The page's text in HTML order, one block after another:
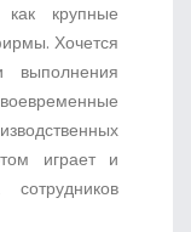
крупные
Хочется
выполнения
играет и
сотрудников